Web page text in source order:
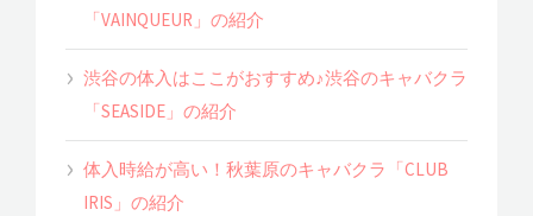
「VAINQUEUR」の紹介
渋谷の体入はここがおすすめ♪渋谷のキャバクラ
「SEASIDE」の紹介
体入時給が高い！秋葉原のキャバクラ「CLUB
IRIS」の紹介